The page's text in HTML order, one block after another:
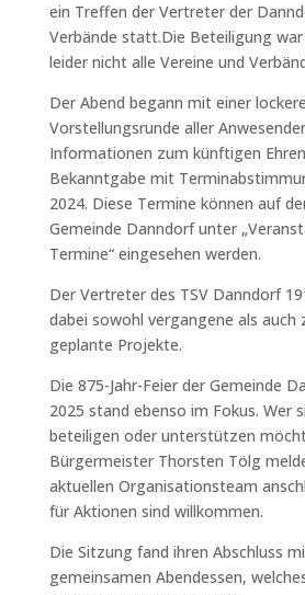
ein Treffen der Vertreter der
Verbände statt.Die Beteiligung
leider nicht alle Vereine und
Der Abend begann mit einer
Vorstellungsrunde aller
Informationen zum künftigen
Bekanntgabe mit
2024. Diese Termine können auf
Gemeinde Danndorf unter
Termine“ eingesehen werden.
Der Vertreter des TSV Danndorf
dabei sowohl vergangene als auch
geplante Projekte.
Die 875-Jahr-Feier der Gemeinde
2025 stand ebenso im Fokus. Wer
beteiligen oder unterstützen
Bürgermeister Thorsten Tölg
aktuellen Organisationsteam
für Aktionen sind willkommen.
Die Sitzung fand ihren Abschluss
gemeinsamen Abendessen,